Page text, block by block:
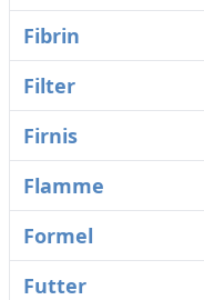
Fibrin
Filter
Firnis
Flamme
Formel
Futter